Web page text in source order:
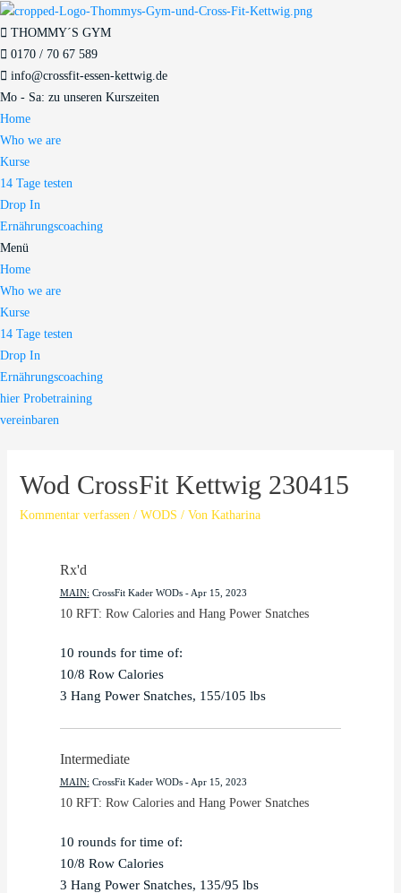
THOMMY´S GYM
0170 / 70 67 589​
info@crossfit-essen-kettwig.de
Mo - Sa: zu unseren Kurszeiten
Home
Who we are
Kurse
14 Tage testen
Drop In
Ernährungscoaching
Menü
Home
Who we are
Kurse
14 Tage testen
Drop In
Ernährungscoaching
hier Probetraining
vereinbaren
Wod CrossFit Kettwig 230415
Kommentar verfassen / WODS / Von Katharina
Rx'd
MAIN: CrossFit Kader WODs - Apr 15, 2023
10 RFT: Row Calories and Hang Power Snatches
10 rounds for time of:
10/8 Row Calories
3 Hang Power Snatches, 155/105 lbs
Intermediate
MAIN: CrossFit Kader WODs - Apr 15, 2023
10 RFT: Row Calories and Hang Power Snatches
10 rounds for time of:
10/8 Row Calories
3 Hang Power Snatches, 135/95 lbs